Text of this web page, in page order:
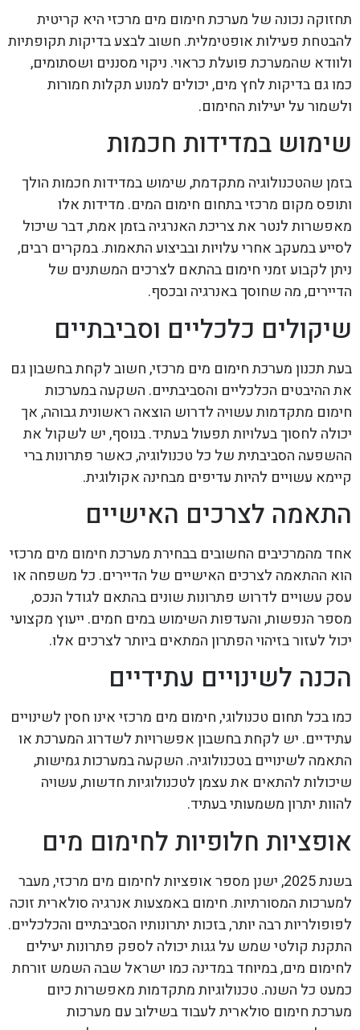
תחזוקה נכונה של מערכת חימום מים מרכזי היא קריטית
להבטחת פעילות אופטימלית. חשוב לבצע בדיקות תקופתיות
ולוודא שהמערכת פועלת כראוי. ניקוי מסננים ושסתומים,
כמו גם בדיקות לחץ מים, יכולים למנוע תקלות חמורות
ולשמור על יעילות החימום.
שימוש במדידות חכמות
בזמן שהטכנולוגיה מתקדמת, שימוש במדידות חכמות הולך
ותופס מקום מרכזי בתחום חימום המים. מדידות אלו
מאפשרות לנטר את צריכת האנרגיה בזמן אמת, דבר שיכול
לסייע במעקב אחרי עלויות ובביצוע התאמות. במקרים רבים,
ניתן לקבוע זמני חימום בהתאם לצרכים המשתנים של
הדיירים, מה שחוסך באנרגיה ובכסף.
שיקולים כלכליים וסביבתיים
בעת תכנון מערכת חימום מים מרכזי, חשוב לקחת בחשבון גם
את ההיבטים הכלכליים והסביבתיים. השקעה במערכות
חימום מתקדמות עשויה לדרוש הוצאה ראשונית גבוהה, אך
יכולה לחסוך בעלויות תפעול בעתיד. בנוסף, יש לשקול את
ההשפעה הסביבתית של כל טכנולוגיה, כאשר פתרונות ברי
קיימא עשויים להיות עדיפים מבחינה אקולוגית.
התאמה לצרכים האישיים
אחד מהמרכיבים החשובים בבחירת מערכת חימום מים מרכזי
הוא ההתאמה לצרכים האישיים של הדיירים. כל משפחה או
עסק עשויים לדרוש פתרונות שונים בהתאם לגודל הנכס,
מספר הנפשות, והעדפות השימוש במים חמים. ייעוץ מקצועי
יכול לעזור בזיהוי הפתרון המתאים ביותר לצרכים אלו.
הכנה לשינויים עתידיים
כמו בכל תחום טכנולוגי, חימום מים מרכזי אינו חסין לשינויים
עתידיים. יש לקחת בחשבון אפשרויות לשדרוג המערכת או
התאמה לשינויים בטכנולוגיה. השקעה במערכות גמישות,
שיכולות להתאים את עצמן לטכנולוגיות חדשות, עשויה
להוות יתרון משמעותי בעתיד.
אופציות חלופיות לחימום מים
בשנת 2025, ישנן מספר אופציות לחימום מים מרכזי, מעבר
למערכות המסורתיות. חימום באמצעות אנרגיה סולארית זוכה
לפופולריות רבה יותר, בזכות יתרונותיו הסביבתיים והכלכליים.
התקנת קולטי שמש על גגות יכולה לספק פתרונות יעילים
לחימום מים, במיוחד במדינה כמו ישראל שבה השמש זורחת
כמעט כל השנה. טכנולוגיות מתקדמות מאפשרות כיום
מערכת חימום סולארית לעבוד בשילוב עם מערכות